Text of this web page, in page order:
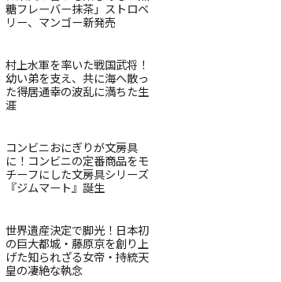
糖フレーバー抹茶」ストロベ
リー、マンゴー新発売
村上水軍を率いた戦国武将！
幼い弟を支え、共に海へ散っ
た得居通幸の波乱に満ちた生
涯
コンビニおにぎりが文房具
に！コンビニの定番商品をモ
チーフにした文房具シリーズ
『ジムマート』誕生
世界遺産決定で脚光！日本初
の巨大都城・藤原京を創り上
げた知られざる女帝・持統天
皇の凄絶な執念